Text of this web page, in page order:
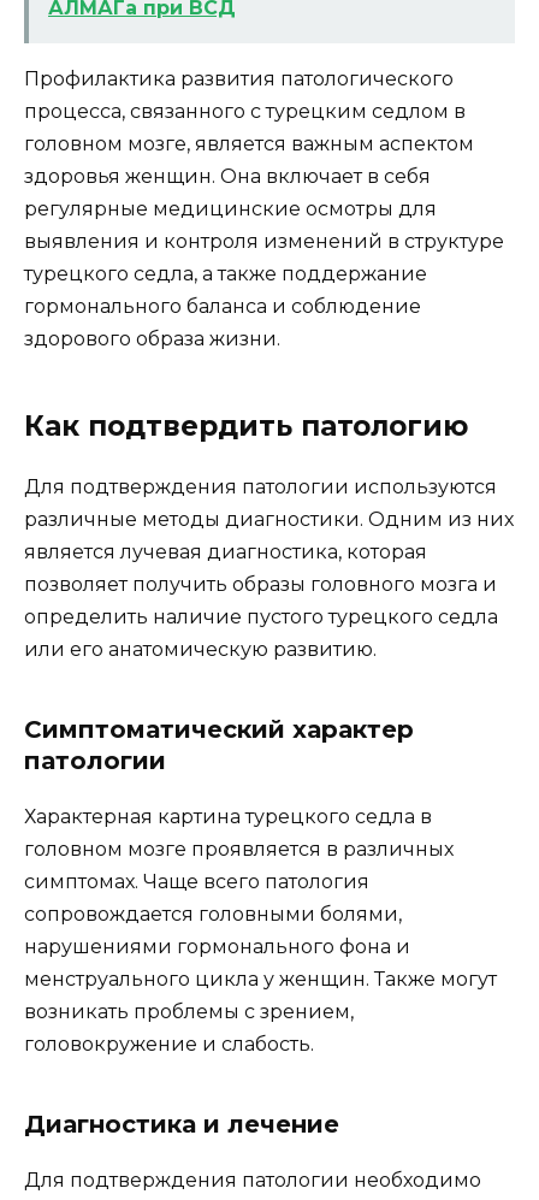
АЛМАГа при ВСД
Профилактика развития патологического
процесса, связанного с турецким седлом в
головном мозге, является важным аспектом
здоровья женщин. Она включает в себя
регулярные медицинские осмотры для
выявления и контроля изменений в структуре
турецкого седла, а также поддержание
гормонального баланса и соблюдение
здорового образа жизни.
Как подтвердить патологию
Для подтверждения патологии используются
различные методы диагностики. Одним из них
является лучевая диагностика, которая
позволяет получить образы головного мозга и
определить наличие пустого турецкого седла
или его анатомическую развитию.
Симптоматический характер
патологии
Характерная картина турецкого седла в
головном мозге проявляется в различных
симптомах. Чаще всего патология
сопровождается головными болями,
нарушениями гормонального фона и
менструального цикла у женщин. Также могут
возникать проблемы с зрением,
головокружение и слабость.
Диагностика и лечение
Для подтверждения патологии необходимо